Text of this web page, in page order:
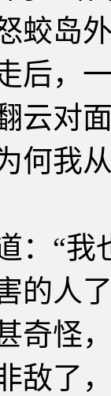
蛟岛
，一
云对
何我
“我
的人
奇怪
敌了